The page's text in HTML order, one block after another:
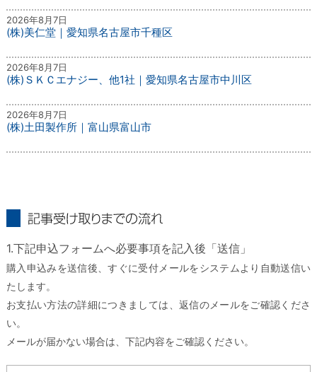
2026年8月7日
(株)美仁堂｜愛知県名古屋市千種区
2026年8月7日
(株)ＳＫＣエナジー、他1社｜愛知県名古屋市中川区
2026年8月7日
(株)土田製作所｜富山県富山市
1.下記申込フォームへ必要事項を記入後「送信」
購入申込みを送信後、すぐに受付メールをシステムより自動送信い
たします。
お支払い方法の詳細につきましては、返信のメールをご確認くださ
い。
メールが届かない場合は、下記内容をご確認ください。